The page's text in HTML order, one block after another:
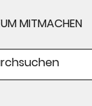
MITMACHEN